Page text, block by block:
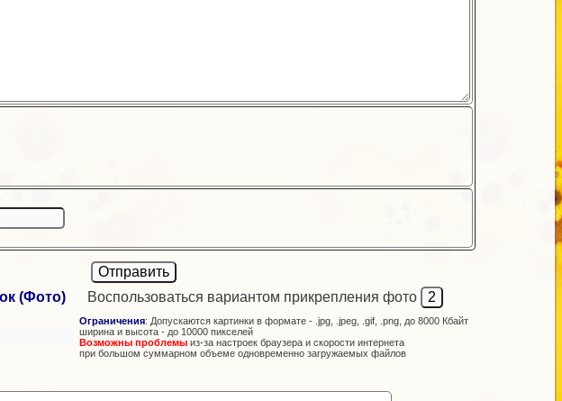
(Фото) Воспользоваться вариантом прикрепления фото
Ограничения: Допускаются картинки в формате - .jpg, .jpeg, .gif, .png, до 8000 Кбайт
ширина и высота - до 10000 пикселей
Возможны проблемы из-за настроек браузера и скорости интернета
при большом суммарном объеме одновременно загружаемых файлов